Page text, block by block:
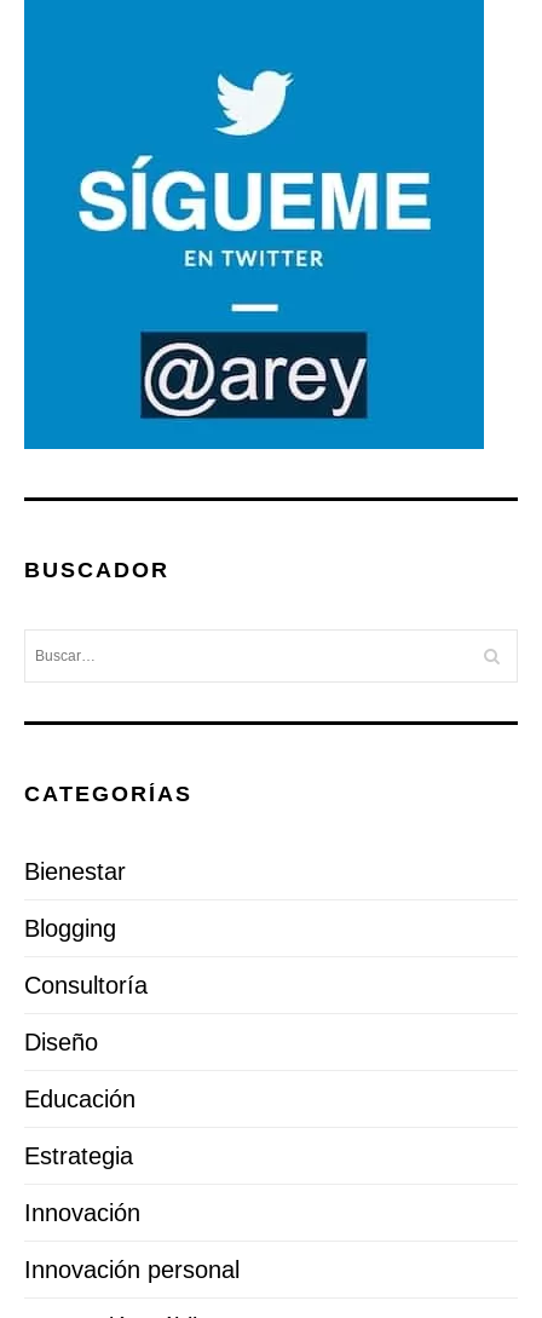
BUSCADOR
CATEGORÍAS
Bienestar
Blogging
Consultoría
Diseño
Educación
Estrategia
Innovación
Innovación personal